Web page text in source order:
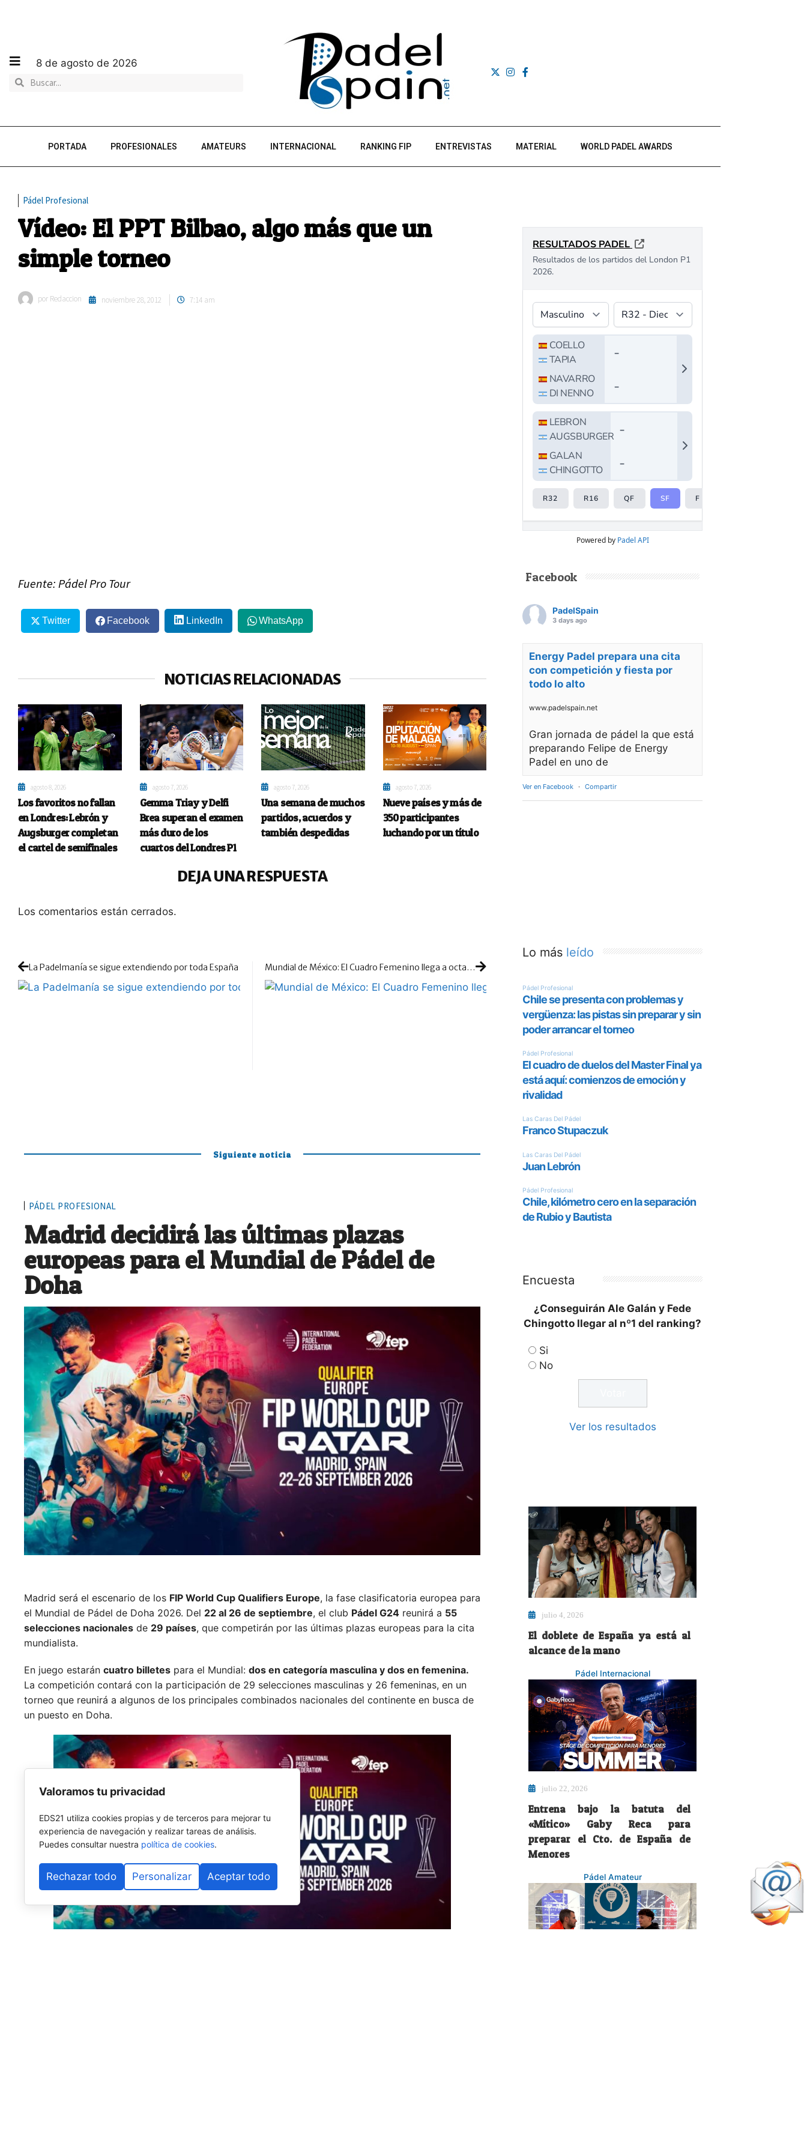
8 de agosto de 2026
PORTADA PROFESIONALES AMATEURS INTERNACIONAL RANKING FIP ENTREVISTAS MATERIAL WORLD PADEL AWARDS
Pádel Profesional
Vídeo: El PPT Bilbao, algo más que un
simple torneo
por Redaccion noviembre 28, 2012 7:14 am
Fuente: Pádel Pro Tour
Twitter Facebook LinkedIn WhatsApp
NOTICIAS RELACIONADAS
agosto 8, 2026
Los favoritos no fallan
en Londres: Lebrón y
Augsburger completan
el cartel de semifinales
agosto 7, 2026
Gemma Triay y Delfi
Brea superan el examen
más duro de los
cuartos del Londres P1
agosto 7, 2026
Una semana de muchos
partidos, acuerdos y
también despedidas
agosto 7, 2026
Nueve países y más de
350 participantes
luchando por un título
DEJA UNA RESPUESTA
Los comentarios están cerrados.
La Padelmanía se sigue extendiendo por toda España Mundial de México: El Cuadro Femenino llega a octavos
Siguiente noticia
PÁDEL PROFESIONAL
Madrid decidirá las últimas plazas
europeas para el Mundial de Pádel de
Doha
Madrid será el escenario de los FIP World Cup Qualifiers Europe, la fase clasificatoria europea para
el Mundial de Pádel de Doha 2026. Del 22 al 26 de septiembre, el club Pádel G24 reunirá a 55
selecciones nacionales de 29 países, que competirán por las últimas plazas europeas para la cita
mundialista.
En juego estarán cuatro billetes para el Mundial: dos en categoría masculina y dos en femenina.
La competición contará con la participación de 29 selecciones masculinas y 26 femeninas, en un
torneo que reunirá a algunos de los principales combinados nacionales del continente en busca de
un puesto en Doha.
Powered by Padel API
Facebook
PadelSpain
3 days ago
Energy Padel prepara una cita
con competición y fiesta por
todo lo alto
www.padelspain.net
Gran jornada de pádel la que está
preparando Felipe de Energy
Padel en uno de
Ver en Facebook · Compartir
Lo más leído
Encuesta
¿Conseguirán Ale Galán y Fede
Chingotto llegar al nº1 del ranking?
Si
No
Ver los resultados
julio 4, 2026
El doblete de España ya está al
alcance de la mano
Pádel Internacional
julio 22, 2026
Entrena bajo la batuta del
«Mítico» Gaby Reca para
preparar el Cto. de España de
Menores
Pádel Amateur
Valoramos tu privacidad
EDS21 utiliza cookies propias y de terceros para mejorar tu
experiencia de navegación y realizar tareas de análisis.
Puedes consultar nuestra política de cookies.
Rechazar todo Personalizar Aceptar todo